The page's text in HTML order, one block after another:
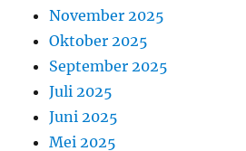
November 2025
Oktober 2025
September 2025
Juli 2025
Juni 2025
Mei 2025